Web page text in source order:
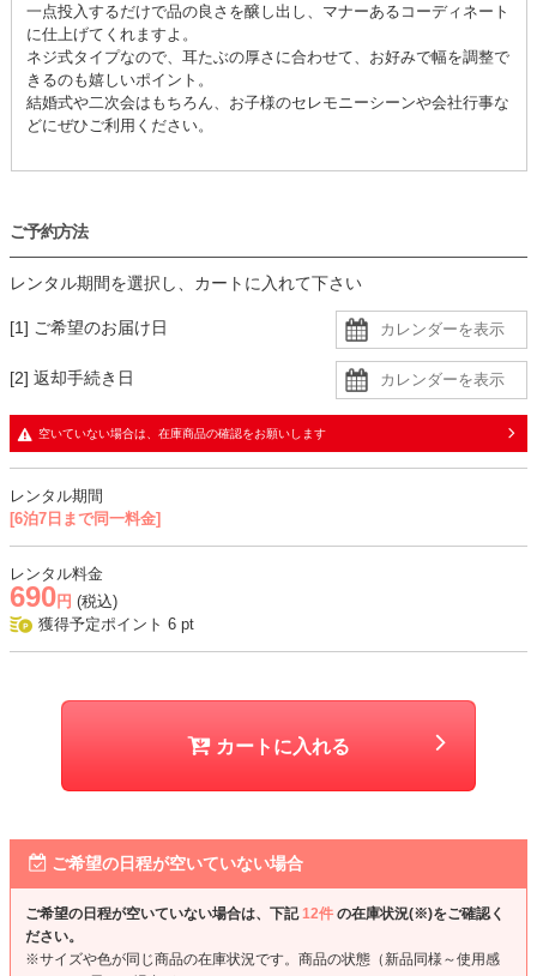
一点投入するだけで品の良さを醸し出し、マナーあるコーディネート
に仕上げてくれますよ。
ネジ式タイプなので、耳たぶの厚さに合わせて、お好みで幅を調整で
きるのも嬉しいポイント。
結婚式や二次会はもちろん、お子様のセレモニーシーンや会社行事な
どにぜひご利用ください。
ご予約方法
レンタル期間を選択し、カートに入れて下さい
[1] ご希望のお届け日
[2] 返却手続き日
空いていない場合は、在庫商品の確認をお願いします
レンタル期間
[6泊7日まで同一料金]
レンタル料金
690 円 (税込)
獲得予定ポイント 6 pt
カートに入れる
ご希望の日程が空いていない場合
ご希望の日程が空いていない場合は、下記 12件 の在庫状況(※)をご確認く
ださい。
※サイズや色が同じ商品の在庫状況です。商品の状態（新品同様～使用感